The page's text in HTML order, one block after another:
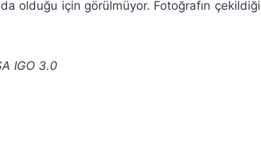
olduğu için görülmüyor. Fotoğrafın çekildiği
IGO 3.0